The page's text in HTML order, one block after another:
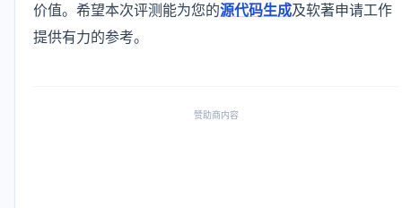
价值。希望本次评测能为您的源代码生成及软著申请工作
提供有力的参考。
赞助商内容